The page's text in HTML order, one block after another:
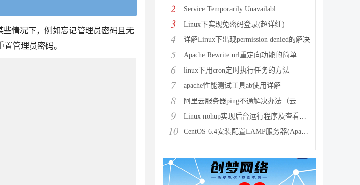
情况下，例如忘记管理员密码且无
管理员密码。
2 Service Temporarily Unavailabl
3 Linux下实现免密码登录(超详细)
4 详解Linux下出现permission denied的解决
5 Apache Rewrite url重定向功能的简单配置
6 linux下用cron定时执行任务的方法
7 apache性能测试工具ab使用详解
8 阿里云服务器ping不通解决办法（云服务器搭建完环境访问不了
9 Linux nohup实现后台运行程序及查看（nohup与&
10 CentOS 6.4安装配置LAMP服务器(Apache+P